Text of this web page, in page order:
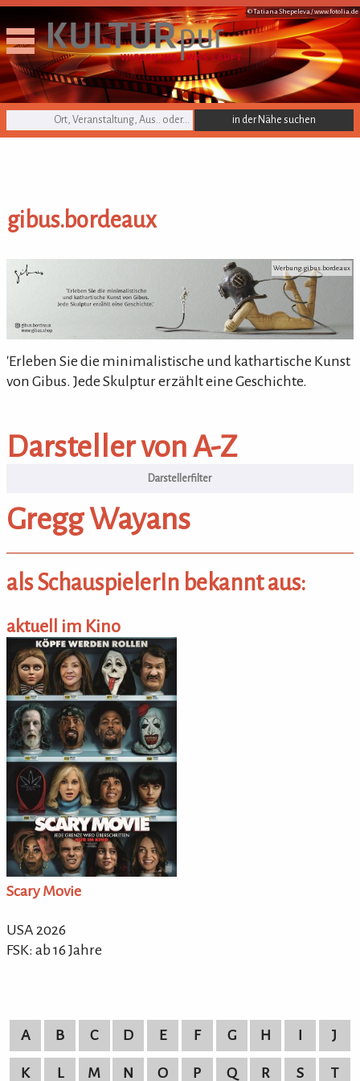
© Tatiana Shepeleva /www.fotolia.de
KULTURpur Suche
gibus.bordeaux
gibus.bordeaux Werbung: gibus.bordeaux
'Erleben Sie die minimalistische und kathartische Kunst
von Gibus. Jede Skulptur erzählt eine Geschichte.
Darsteller von A-Z
Darsteller von A-Z
Gregg Wayans
als SchauspielerIn bekannt aus:
aktuell im Kino
Scary Movie
USA 2026
FSK: ab 16 Jahre
A B C D E F G H I J
K L M N O P Q R S T